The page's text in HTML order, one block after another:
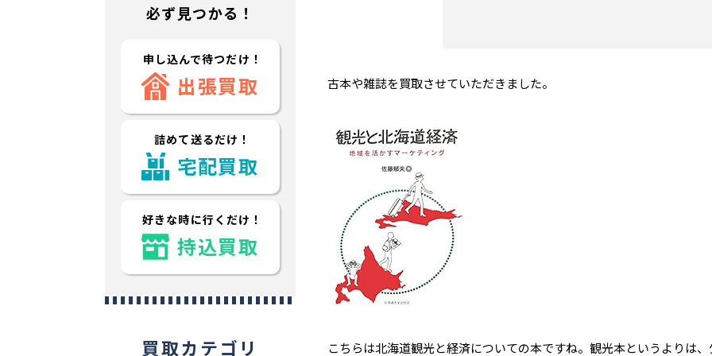
必ず見つかる！
申し込んで待つだけ！
出張買取
詰めて送るだけ！
宅配買取
好きな時に行くだけ！
持込買取
買取カテゴリ
古本や雑誌を買取させていただきました。
こちらは北海道観光と経済についての本ですね。観光本というよりは、